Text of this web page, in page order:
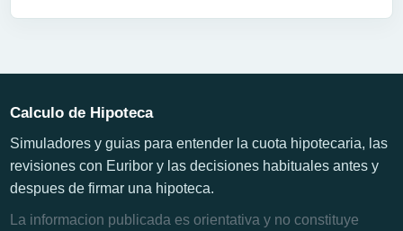
Calculo de Hipoteca
Simuladores y guias para entender la cuota hipotecaria, las
revisiones con Euribor y las decisiones habituales antes y
despues de firmar una hipoteca.
La informacion publicada es orientativa y no constituye